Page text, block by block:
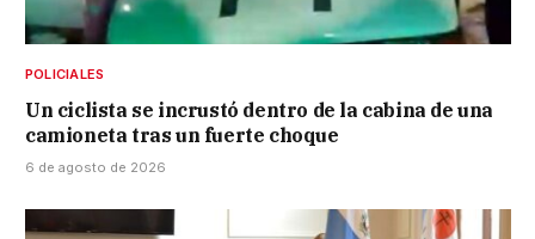
POLICIALES
Un ciclista se incrustó dentro de la cabina de una
camioneta tras un fuerte choque
6 de agosto de 2026